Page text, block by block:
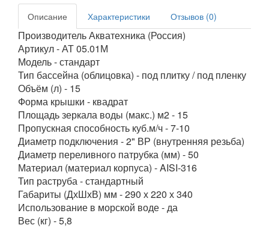
Описание Характеристики Отзывов (0)
Производитель Акватехника (Россия)
Артикул - АТ 05.01М
Модель - стандарт
Тип бассейна (облицовка) - под плитку / под пленку
Объём (л) - 15
Форма крышки - квадрат
Площадь зеркала воды (макс.) м2 - 15
Пропускная способность куб.м/ч - 7-10
Диаметр подключения - 2" ВР (внутренняя резьба)
Диаметр переливного патрубка (мм) - 50
Материал (материал корпуса) - AISI-316
Тип раструба - стандартный
Габариты (ДхШхВ) мм - 290 х 220 х 340
Использование в морской воде - да
Вес (кг) - 5,8